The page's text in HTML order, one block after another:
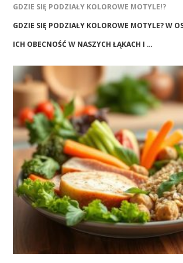
GDZIE SIĘ PODZIAŁY KOLOROWE MOTYLE!?
GDZIE SIĘ PODZIAŁY KOLOROWE MOTYLE? W
ICH OBECNOŚĆ W NASZYCH ŁĄKACH I …